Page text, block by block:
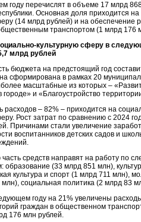
году перечислят в объеме 17 млрд
Основная доля приходится
(14 млрд рублей) и на обеспечение
транспортом (1 млрд 176
культурную сферу в
млрд рублей
бюджета на предстоящий год
сформирована в рамках 20
масштабные из которых –
городе» и «Благоустройство
расходов – 82% – приходится на
Рост затрат по сравнению с 2024
Причинами стали увеличение
воспитанников детских садов и
средств направят на работу по
образование (33 млрд 851 млн),
культура и спорт (1 млрд 711 млн),
млн), социальная политика (2 млрд 83
году на 21% увеличены
граждан в общественном
176 млн рублей.